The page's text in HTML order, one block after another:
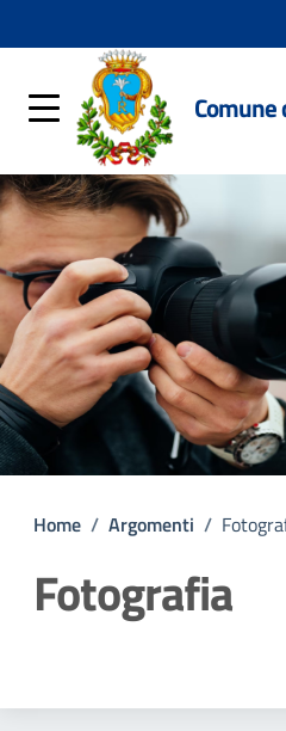
Comune
Home / Argomenti /
Fotografia